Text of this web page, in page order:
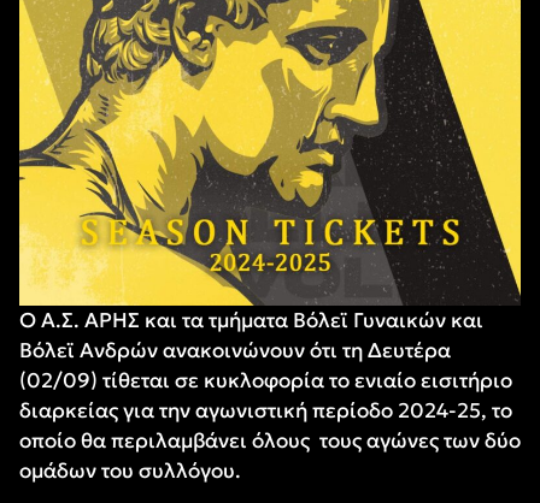
Ο Α.Σ. ΑΡΗΣ και τα τμήματα Βόλεϊ Γυναικών και
Βόλεϊ Ανδρών ανακοινώνουν ότι τη Δευτέρα
(02/09) τίθεται σε κυκλοφορία το ενιαίο εισιτήριο
διαρκείας για την αγωνιστική περίοδο 2024-25, το
οποίο θα περιλαμβάνει όλους τους αγώνες των δύο
ομάδων του συλλόγου.